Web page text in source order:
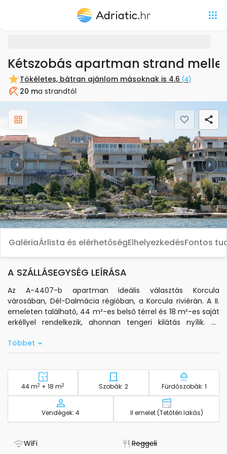
Kétszobás apartman strand
Tökéletes, bátran ajánlom másoknak is 4.6 (4)
Strand20 ma strandtól
Previous Next
GalériaÁrlista és elérhetőségElhelyezkedésFontos
A SZÁLLÁSEGYSÉG LEÍRÁSA
Az A-4407-b apartman ideális választás Korcula
városában, Dél-Dalmácia régióban, a Korcula riviérán. A II.
emeleten található, 44 m²-es belső térrel és 18 m²-es saját
erkéllyel rendelkezik, ahonnan tengeri kilátás nyílik. Az
elhelyezett ágyakkal. A légkondicionálás a folyosón
található, és a szállásdíj tartalmazza.
A saját konyha alapvető konyhai eszközökkel és
kávéfőzővel felszerelt, így Ön kényelmesen elkészítheti
ételeit. Az apartmanban standard wi-fi, műholdas TV,
ágynemű, fürdőszobai törölközők, hajszárító, vasaló,
vasalódeszka, babaágy, napozóágy és mosási lehetőség is
grillező és csónakkikötőhely is elérhető.
Többet
Terület - szállás
44 m2 + 18 m2 Hálószobák száma - szállás
Szobák: 2 Fürdőszobák: 1
Kapacitás
Vendégek: 4 Emelet -
II emelet (Tetőtéri lakás)
WiFi Reggeli- Nem elérhető